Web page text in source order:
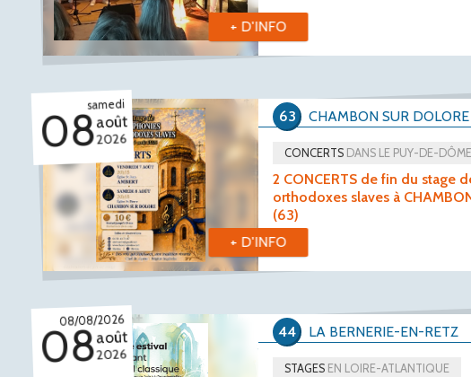
+ D'INFO
samedi
08août
2026
2 CONCERTS de fin du stage
orthodoxes slaves à
(63)
CONCERTSDANS LE PUY-DE-DÔME
CHAMBON SUR DOLORE
63
+ D'INFO
08/08/2026
08août
2026
STAGESEN LOIRE-ATLANTIQUE
LA BERNERIE-EN-RETZ
44